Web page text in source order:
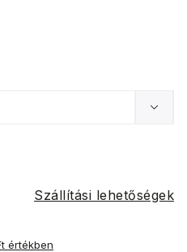
Szállítási lehetőségek
értékben